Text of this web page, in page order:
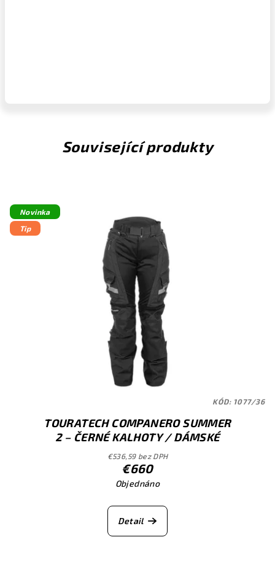
Související produkty
Novinka
Tip
TOURATECH COMPANERO SUMMER
2 – ČERNÉ KALHOTY / DÁMSKÉ
€536,59 bez DPH
€660
Objednáno
Detail
KÓD: 1077/36